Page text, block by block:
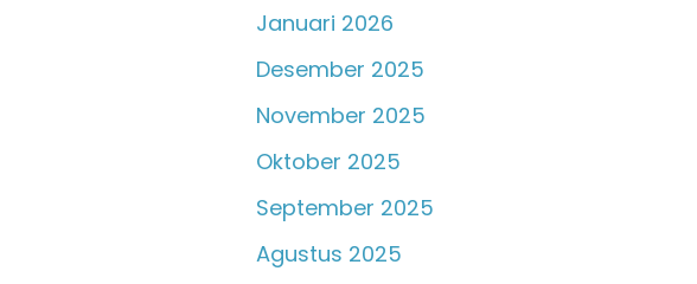
Januari 2026
Desember 2025
November 2025
Oktober 2025
September 2025
Agustus 2025